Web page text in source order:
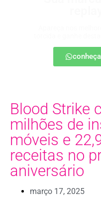
Blood Strike
milhões de
móveis e
receitas no
aniversário
março 17, 2025